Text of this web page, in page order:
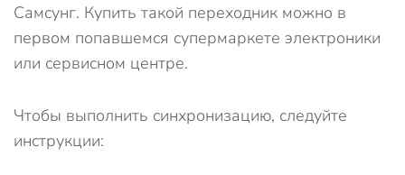
Самсунг. Купить такой переходник можно в
первом попавшемся супермаркете электроники
или сервисном центре.
Чтобы выполнить синхронизацию, следуйте
инструкции: